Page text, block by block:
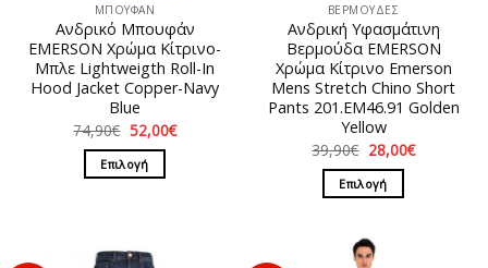
ΜΠΟΥΦΑΝ
Ανδρικό Μπουφάν
EMERSON Χρώμα Κίτρινο-
Μπλε Lightweigth Roll-In
Hood Jacket Copper-Navy
Blue
74,90€ Original
price
was:
74,90€.
52,00€Η
τρέχουσα
Επιλογή
έχει
ΒΕΡΜΟΥΔΕΣ
Ανδρική Υφασμάτινη
Βερμούδα EMERSON
Χρώμα Κίτρινο Emerson
Mens Stretch Chino Short
Pants 201.EM46.91 Golden
Yellow
39,90€ Original
price
was:
39,90€.
28,00€Η
τρέχουσα
Επιλογή
προϊόν